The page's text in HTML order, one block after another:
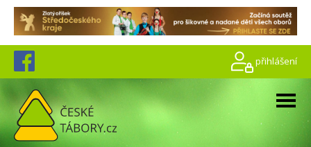
přihlášení